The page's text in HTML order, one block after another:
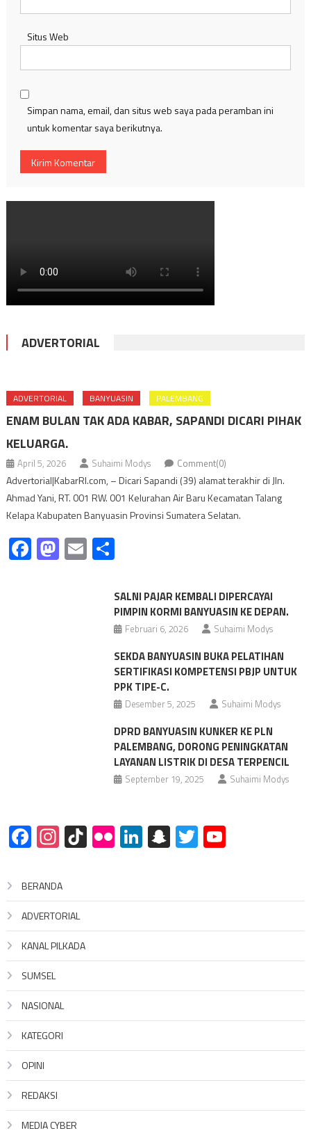
Situs Web
Simpan nama, email, dan situs web saya pada peramban ini
untuk komentar saya berikutnya.
ADVERTORIAL
ADVERTORIAL BANYUASIN PALEMBANG
ENAM BULAN TAK ADA KABAR, SAPANDI DICARI PIHAK
KELUARGA.
April 5, 2026 Suhaimi Modys Comment(0)
Advertorial|KabarRI.com, – Dicari Sapandi (39) alamat terakhir di Jln.
Ahmad Yani, RT. 001 RW. 001 Kelurahan Air Baru Kecamatan Talang
Kelapa Kabupaten Banyuasin Provinsi Sumatera Selatan.
Facebook
Mastodon
EmailShare
SALNI PAJAR KEMBALI DIPERCAYAI
PIMPIN KORMI BANYUASIN KE DEPAN.
Februari 6, 2026 Suhaimi Modys
SEKDA BANYUASIN BUKA PELATIHAN
SERTIFIKASI KOMPETENSI PBJP UNTUK
PPK TIPE-C.
Desember 5, 2025 Suhaimi Modys
DPRD BANYUASIN KUNKER KE PLN
PALEMBANG, DORONG PENINGKATAN
LAYANAN LISTRIK DI DESA TERPENCIL
September 19, 2025 Suhaimi Modys
Facebook
Instagram
TikTok
FlickrLinkedIn
Snapchat
TwitterYouTube
BERANDA
ADVERTORIAL
KANAL PILKADA
SUMSEL
NASIONAL
KATEGORI
OPINI
REDAKSI
MEDIA CYBER